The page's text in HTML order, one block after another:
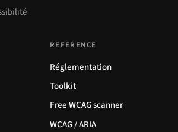
REFERENCE
Réglementation
Toolkit
Free WCAG scanner
WCAG / ARIA